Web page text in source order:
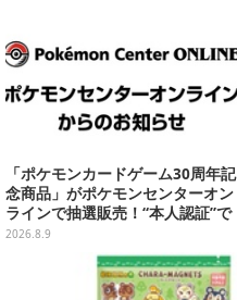
「ポケモンカードゲーム30周年記
念商品」がポケモンセンターオン
ラインで抽選販売！“本人認証”で
当選率アップ
2026.8.9